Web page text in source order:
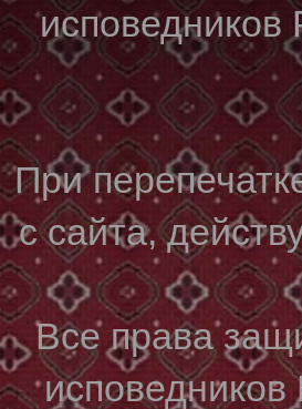
исповедников
При
с сайта,
Все права